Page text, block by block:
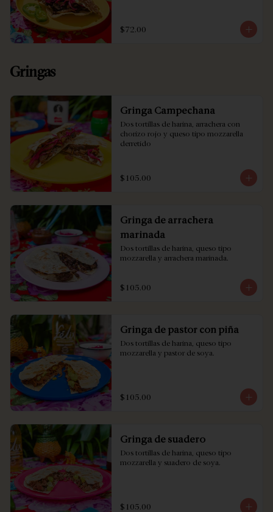
$72.00
Gringas
Gringa Campechana
Dos tortillas de harina, arrachera con
chorizo rojo y queso tipo mozzarella
derretido
$105.00
Gringa de arrachera
marinada
Dos tortillas de harina, queso tipo
mozzarella y arrachera marinada.
$105.00
Gringa de pastor con piña
Dos tortillas de harina, queso tipo
mozzarella y pastor de soya.
$105.00
Gringa de suadero
Dos tortillas de harina, queso tipo
mozzarella y suadero de soya.
$105.00